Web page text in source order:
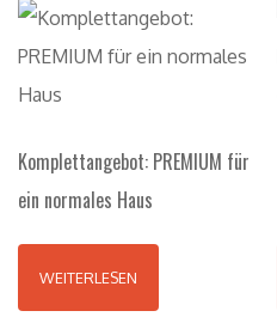
Komplettangebot: PREMIUM für
ein normales Haus
WEITERLESEN